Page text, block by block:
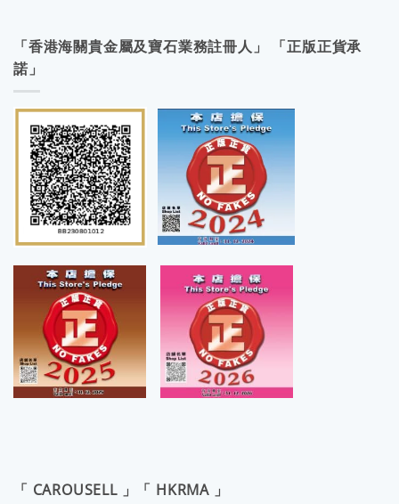
「香港海關貴金屬及寶石業務註冊人」 「正版正貨承
諾」
「 CAROUSELL 」「 HKRMA 」